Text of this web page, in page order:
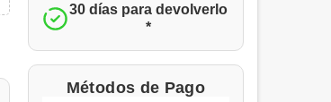
30 días para devolverlo
*
Métodos de Pago